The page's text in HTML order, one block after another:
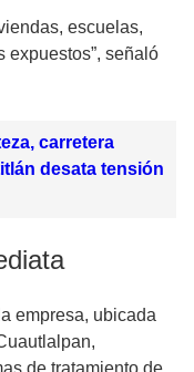
escuelas,
expuestos”, señaló
carretera
desata tensión
empresa, ubicada
de tratamiento de